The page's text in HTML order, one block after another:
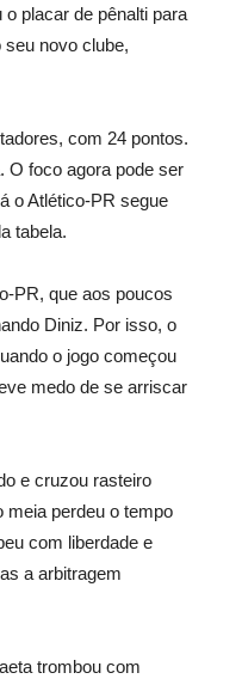
placar de pênalti para
novo clube,
com 24 pontos.
O foco agora pode ser
o Atlético-PR segue
tabela.
PR, que aos poucos
Diniz. Por isso, o
o jogo começou
medo de se arriscar
e cruzou rasteiro
meia perdeu o tempo
com liberdade e
a arbitragem
trombou com